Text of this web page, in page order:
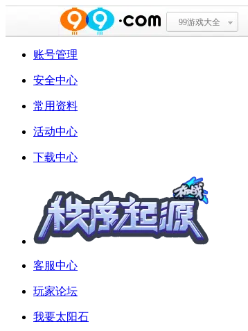
99游戏大全
账号管理
安全中心
常用资料
活动中心
下载中心
客服中心
玩家论坛
我要太阳石